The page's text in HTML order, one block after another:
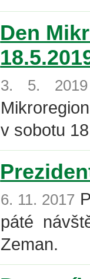
Den
3. 5. 2019
v sobotu
6. 11. 2017
páté
Zeman.